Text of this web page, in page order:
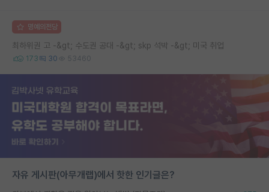
명예의전당
최하위권 고 -&gt; 수도권 공대 -&gt; skp 석박 -&gt; 미국 취업
173 30 53460
자유 게시판(아무개랩)에서 핫한 인기글은?